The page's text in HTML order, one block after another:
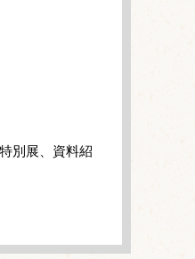
別展、資料紹